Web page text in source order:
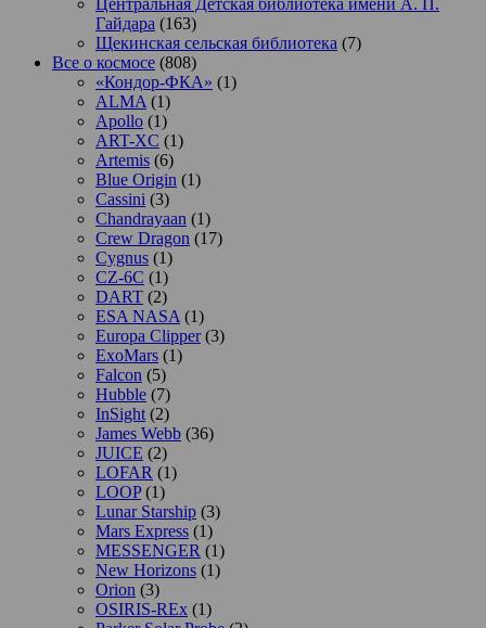
Гайдара (163)
Щекинская сельская библиотека (7)
Все о космосе (808)
«Кондор-ФКА» (1)
ALMA (1)
Apollo (1)
ART-XC (1)
Artemis (6)
Blue Origin (1)
Cassini (3)
Chandrayaan (1)
Crew Dragon (17)
Cygnus (1)
CZ-6C (1)
DART (2)
ESA NASA (1)
Europa Clipper(3)
ExoMars (1)
Falcon (5)
Hubble (7)
InSight (2)
James Webb (36)
JUICE (2)
LOFAR (1)
LOOP(1)
Lunar Starship (3)
Mars Express (1)
MESSENGER (1)
New Horizons (1)
Orion (3)
OSIRIS-REx (1)